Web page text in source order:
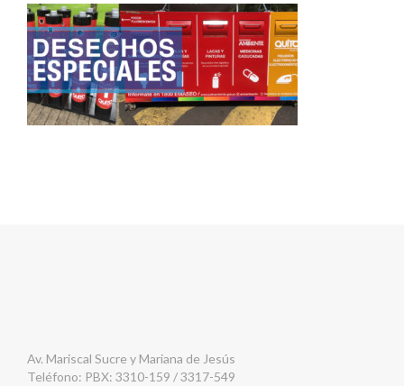
Av. Mariscal Sucre y Mariana de Jesús
Teléfono: PBX: 3310-159 / 3317-549